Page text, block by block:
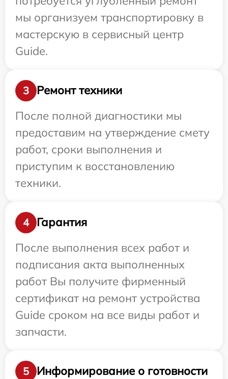
мы организуем транспортировку в
мастерскую в сервисный центр
Guide.
3
Ремонт техники
После полной диагностики мы
предоставим на утверждение смету
работ, сроки выполнения и
приступим к восстановлению
техники.
4
Гарантия
После выполнения всех работ и
подписания акта выполненных
работ Вы получите фирменный
сертификат на ремонт устройства
Guide сроком на все виды работ и
запчасти.
5
Информирование о готовности